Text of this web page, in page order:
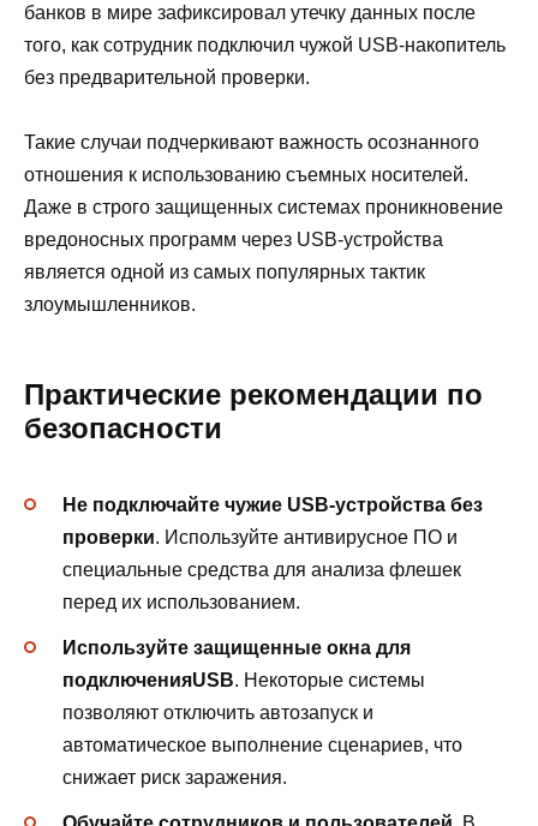
банков в мире зафиксировал утечку данных после
того, как сотрудник подключил чужой USB-накопитель
без предварительной проверки.
Такие случаи подчеркивают важность осознанного
отношения к использованию съемных носителей.
Даже в строго защищенных системах проникновение
вредоносных программ через USB-устройства
является одной из самых популярных тактик
злоумышленников.
Практические рекомендации по
безопасности
Не подключайте чужие USB-устройства без
проверки. Используйте антивирусное ПО и
специальные средства для анализа флешек
перед их использованием.
Используйте защищенные окна для
подключенияUSB. Некоторые системы
позволяют отключить автозапуск и
автоматическое выполнение сценариев, что
снижает риск заражения.